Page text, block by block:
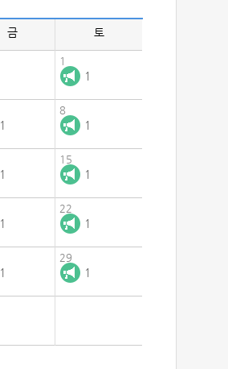
금 토
1
1
1
8
1
1
15
1
1
22
1
1
29
1